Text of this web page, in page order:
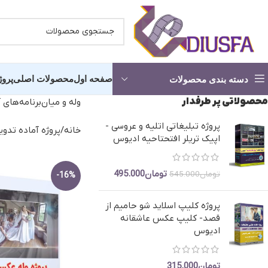
دسته بندی محصولات
کلیپ آماده عروسی -شروع مجلس
پروژه آماده استارت
کلیپ دکلمه عاشقانه
آماده شدن عروس و داماد
کلیپ آرایشگاه عروس
پروژه کلیپ باغ عروس
کلیپ
کلیپ
کلیپ
کلیپ
کلیپ
صفحه اولمحصولات اصلی
محصولاتی پر طرفدار
پروژه تبلیغاتی اتلیه و عروسی -
اپیک تریلر افتحتاحیه ادیوس
تومان545.000 تومان495.000
پروژه کلیپ اسلاید شو حامیم از
قصد- کلیپ عکس عاشقانه
ادیوس
وله و
خانه پروژه آماده
-16%